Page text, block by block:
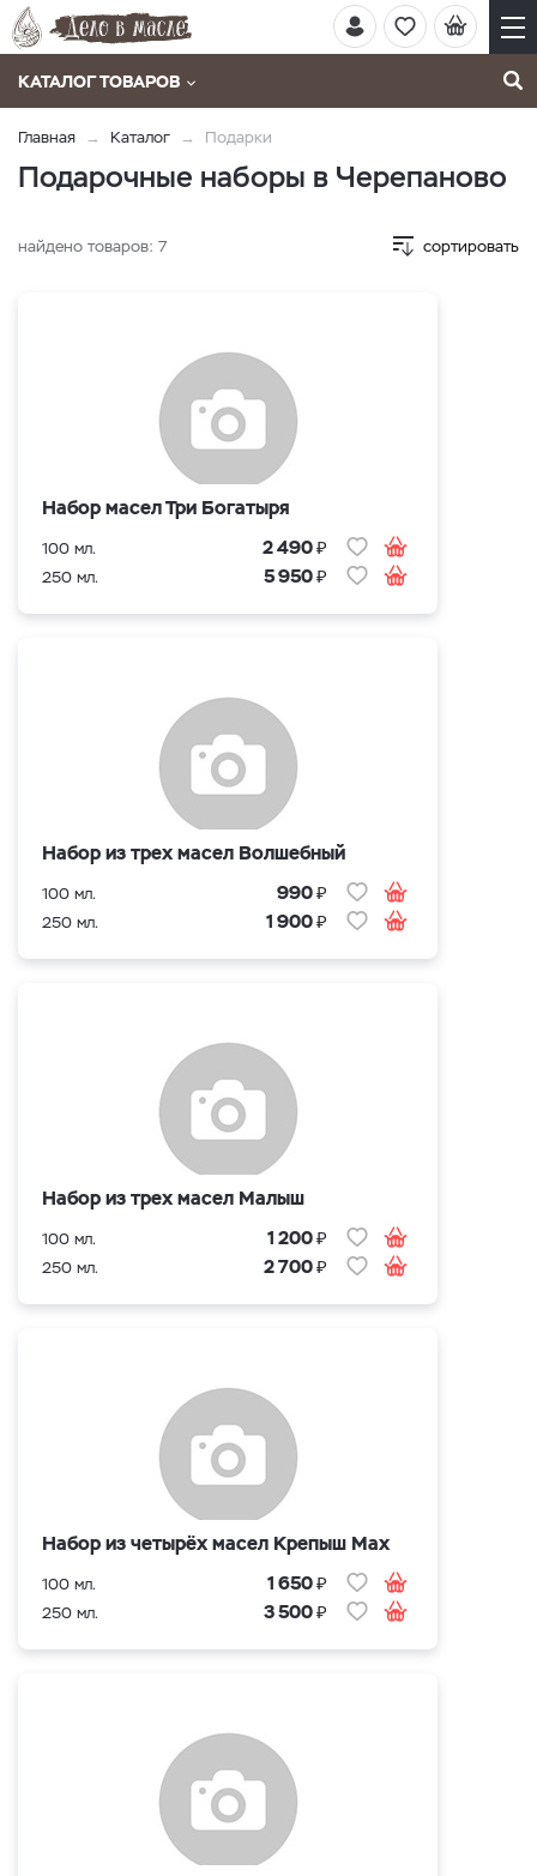
КАТАЛОГ ТОВАРОВ
Главная Каталог Подарки
Подарочные наборы в Черепаново
найдено товаров: 7 сортировать
Набор масел Три Богатыря
100 мл. 2 490₽
250 мл. 5 950₽
Набор из трех масел Волшебный
100 мл. 990₽
250 мл. 1 900₽
Набор из трех масел Малыш
100 мл. 1 200₽
250 мл. 2 700₽
Набор из четырёх масел Крепыш Max
100 мл. 1 650₽
250 мл. 3 500₽